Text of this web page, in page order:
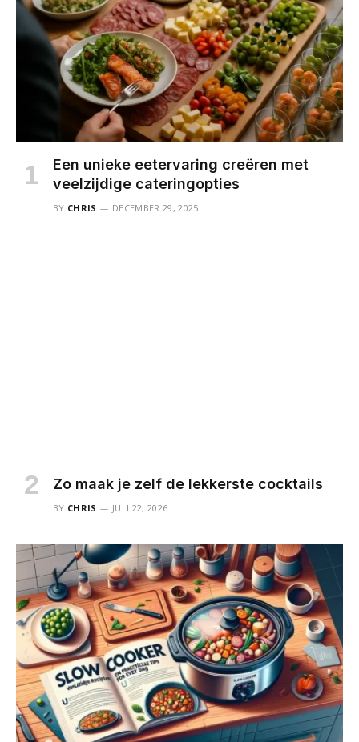
Een unieke eetervaring creëren met
veelzijdige cateringopties
BY CHRIS DECEMBER 29, 2025
Zo maak je zelf de lekkerste cocktails
BY CHRIS JULI 22, 2026